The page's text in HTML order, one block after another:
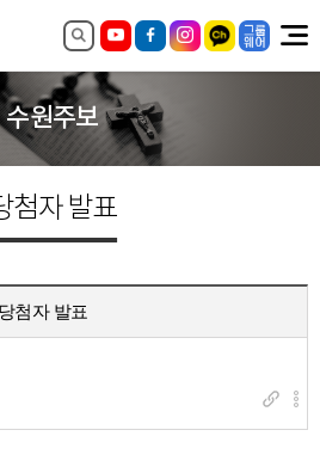
수원주보
첨자 발표
첨자 발표